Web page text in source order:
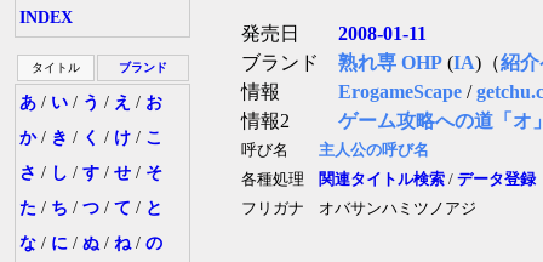
INDEX
タイトル ブランド
あ / い / う / え / お
か/ き / く / け / こ
さ / し / す / せ / そ
た / ち / つ / て / と
な / に / ぬ / ね / の
発売日
2008-01-11
ブランド
熟れ専 OHP (IA)（紹
情報
ErogameScape /
情報2
ゲーム攻略への道「オ
呼び名
主人公の呼び名
各種処理
関連タイトル検索 / データ登録
フリガナ
オバサンハミツノアジ